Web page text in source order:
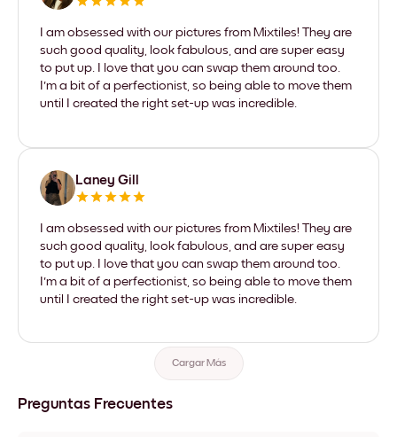
I am obsessed with our pictures from Mixtiles! They are
such good quality, look fabulous, and are super easy
to put up. I love that you can swap them around too.
I'm a bit of a perfectionist, so being able to move them
until I created the right set-up was incredible.
Laney Gill
I am obsessed with our pictures from Mixtiles! They are
such good quality, look fabulous, and are super easy
to put up. I love that you can swap them around too.
I'm a bit of a perfectionist, so being able to move them
until I created the right set-up was incredible.
Cargar Más
Preguntas Frecuentes